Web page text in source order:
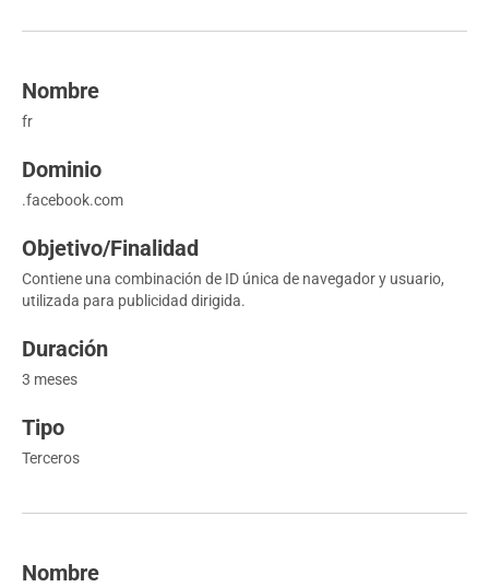
fr
.facebook.com
Contiene una combinación de ID única de navegador y usuario,
utilizada para publicidad dirigida.
3 meses
Terceros